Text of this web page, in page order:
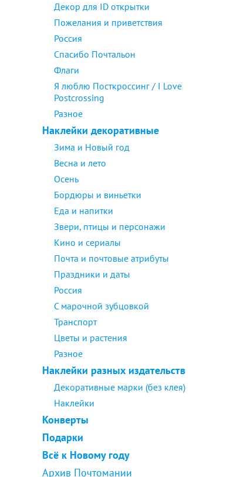
Декор для ID открытки
Пожелания и приветствия
Россия
Спасибо Почтальон
Флаги
Я люблю Посткроссинг / I Love
Postcrossing
Разное
Наклейки декоративные
Зима и Новый год
Весна и лето
Осень
Бордюры и виньетки
Еда и напитки
Звери, птицы и персонажи
Кино и сериалы
Почта и почтовые атрибуты
Праздники и даты
Россия
С марочной зубцовкой
Транспорт
Цветы и растения
Разное
Наклейки разных издательств
Декоративные марки (без клея)
Наклейки
Конверты
Подарки
Всё к Новому году
Архив Почтомании